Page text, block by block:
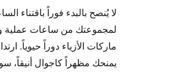
لا يُنصح بالبدء فوراً باقتناء
ماركات الأزياء دوراً حيوياً.
يمنحك مظهراً كاجوال أنيقاً،